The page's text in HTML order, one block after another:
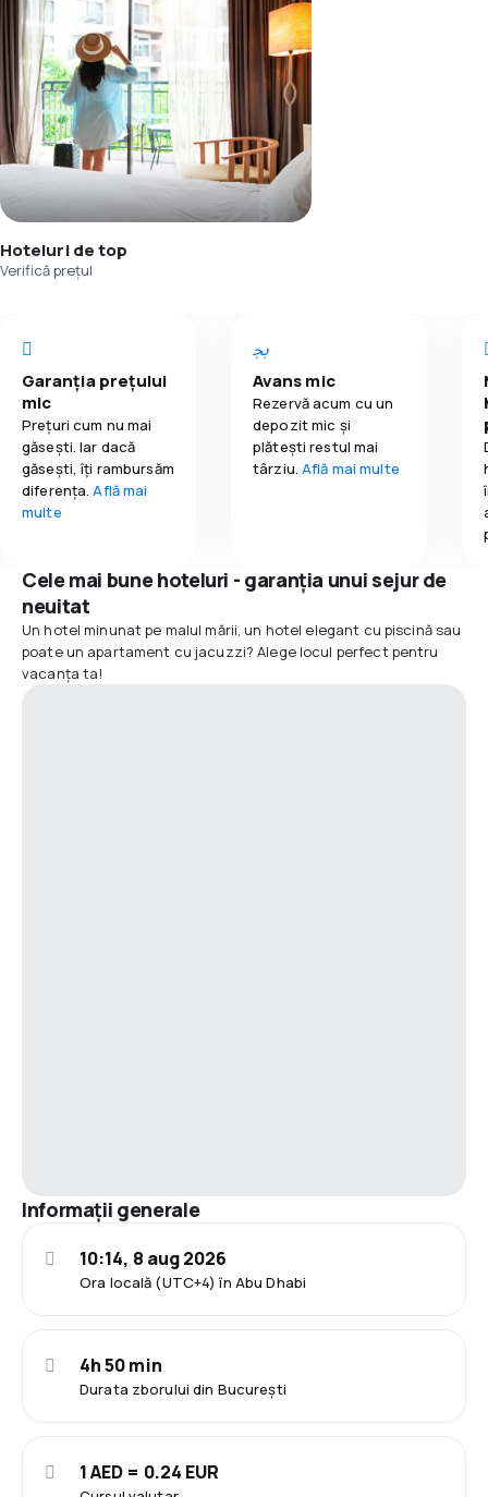
Hoteluri de top
Verifică prețul
Garanția prețului
mic
Prețuri cum nu mai
găsești. Iar dacă
găseşti, îți rambursăm
diferența.Află mai
multe
Avans mic
Rezervă acum cu un
depozit mic și
plătești restul mai
târziu.Află mai multe
Cele mai bune hoteluri - garanția unui sejur de
neuitat
Un hotel minunat pe malul mării, un hotel elegant cu piscină sau
poate un apartament cu jacuzzi? Alege locul perfect pentru
vacanța ta!
Informații generale
Ora locală (UTC+4) în Abu Dhabi
10:14, 8 aug 2026
Durata zborului din București
4h 50 min
1 AED = 0.24 EUR